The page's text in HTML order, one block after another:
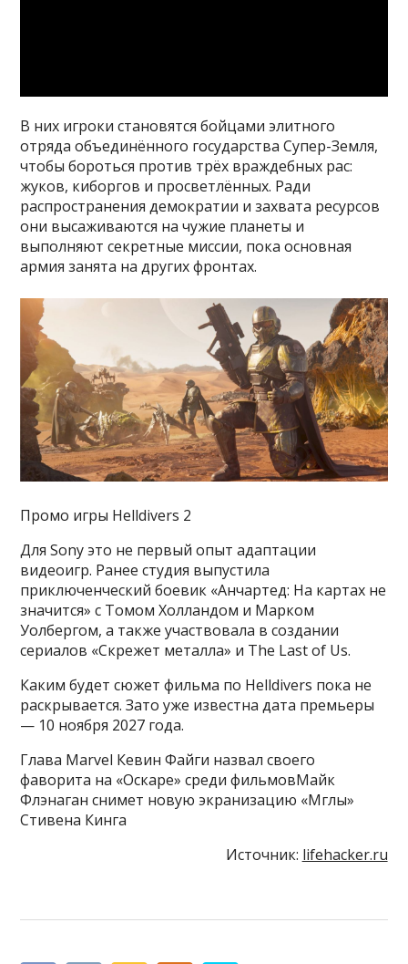
В них игроки становятся бойцами элитного
отряда объединённого государства Супер-Земля,
чтобы бороться против трёх враждебных рас:
жуков, киборгов и просветлённых. Ради
распространения демократии и захвата ресурсов
они высаживаются на чужие планеты и
выполняют секретные миссии, пока основная
армия занята на других фронтах.
Промо игры Helldivers 2
Для Sony это не первый опыт адаптации
видеоигр. Ранее студия выпустила
приключенческий боевик «Анчартед: На картах не
значится» с Томом Холландом и Марком
Уолбергом, а также участвовала в создании
сериалов «Скрежет металла» и The Last of Us.
Каким будет сюжет фильма по Helldivers пока не
раскрывается. Зато уже известна дата премьеры
— 10 ноября 2027 года.
Глава Marvel Кевин Файги назвал своего
фаворита на «Оскаре» среди фильмовМайк
Флэнаган снимет новую экранизацию «Мглы»
Стивена Кинга
Источник: lifehacker.ru